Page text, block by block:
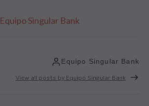
Equipo Singular Bank
Equipo Singular Bank
View all posts by Equipo Singular Bank